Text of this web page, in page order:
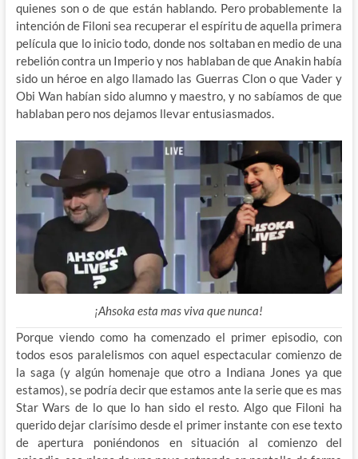
quienes son o de que están hablando. Pero probablemente la
intención de Filoni sea recuperar el espíritu de aquella primera
película que lo inicio todo, donde nos soltaban en medio de una
rebelión contra un Imperio y nos hablaban de que Anakin había
sido un héroe en algo llamado las Guerras Clon o que Vader y
Obi Wan habían sido alumno y maestro, y no sabíamos de que
hablaban pero nos dejamos llevar entusiasmados.
¡Ahsoka esta mas viva que nunca!
Porque viendo como ha comenzado el primer episodio, con
todos esos paralelismos con aquel espectacular comienzo de
la saga (y algún homenaje que otro a Indiana Jones ya que
estamos), se podría decir que estamos ante la serie que es mas
Star Wars de lo que lo han sido el resto. Algo que Filoni ha
querido dejar clarísimo desde el primer instante con ese texto
de apertura poniéndonos en situación al comienzo del